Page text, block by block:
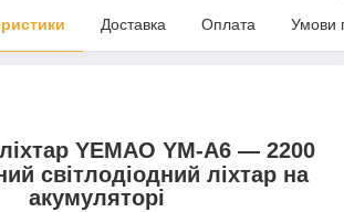
Доставка Оплата Умови
YEMAO YM-A6 — 2200
світлодіодний ліхтар на
акумуляторі